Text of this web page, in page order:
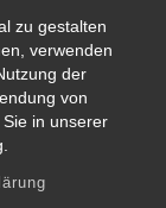
zu gestalten
verwenden
der
von
in unserer